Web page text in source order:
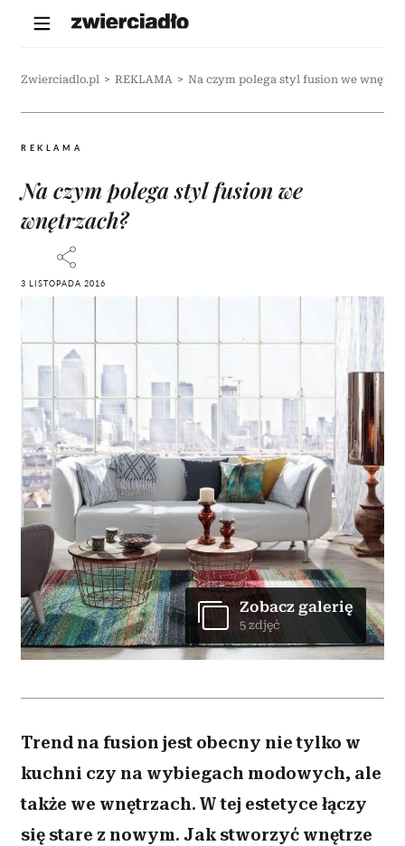
Zwierciadlo.pl > REKLAMA > Na czym polega styl fusion we
REKLAMA
Na czym polega styl fusion we
wnętrzach?
3 LISTOPADA 2016
Zobacz galerię
5 zdjęć
Trend na fusion jest obecny nie tylko w
kuchni czy na wybiegach modowych, ale
także we wnętrzach. W tej estetyce łączy
się stare z nowym. Jak stworzyć wnętrze